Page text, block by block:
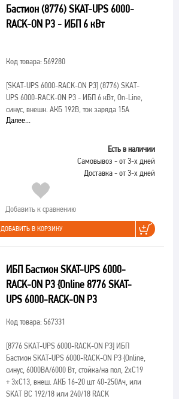
Бастион (8776) SKAT-UPS 6000-
RACK-ON P3 - ИБП 6 кВт
Код товара: 569280
[SKAT-UPS 6000-RACK-ON P3](8776) SKAT-
UPS 6000-RACK-ON P3 - ИБП 6 кВт, On-Line,
синус, внешн. АКБ 192В, ток заряда 15А
Далее...
Есть в наличии
Самовывоз - от 3-х дней
Доставка - от 3-х дней
Добавить к сравнению
ДОБАВИТЬ В КОРЗИНУ
ИБП Бастион SKAT-UPS 6000-
RACK-ON P3 {Online 8776 SKAT-
UPS 6000-RACK-ON P3
Код товара: 567331
[8776 SKAT-UPS 6000-RACK-ON P3]ИБП
Бастион SKAT-UPS 6000-RACK-ON P3 {Online,
синус, 6000ВА/6000 Вт, стойка/на пол, 2xC19
+ 3xC13, внеш. АКБ 16-20 шт 40-250Ач, или
SKAT ВС 192/18 или 240/18 RACK